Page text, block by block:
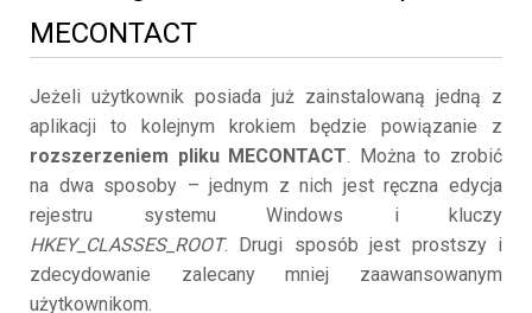
MECONTACT
Jeżeli użytkownik posiada już zainstalowaną jedną z
aplikacji to kolejnym krokiem będzie powiązanie z
rozszerzeniem pliku MECONTACT. Można to zrobić
na dwa sposoby – jednym z nich jest ręczna edycja
rejestru systemu Windows i kluczy
HKEY_CLASSES_ROOT. Drugi sposób jest prostszy i
zdecydowanie zalecany mniej zaawansowanym
użytkownikom.